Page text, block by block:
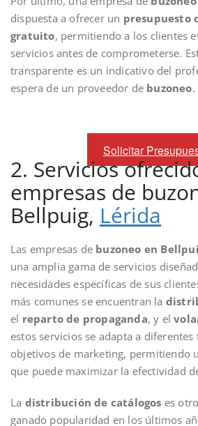
dispuesta a ofrecer un presupuesto
gratuito, permitiendo a los clientes
servicios antes de comprometerse.
transparente es un indicativo del
espera de un proveedor de buzoneo.
Solicitar
2. Servicios
empresas de
Bellpuig, Lérida
Las empresas de buzoneo en
una amplia gama de servicios
necesidades específicas de sus
más comunes se encuentran la
el reparto de propaganda, y el
estos servicios se adapta a
objetivos de marketing, permitiendo
que puede maximizar la efectividad
La distribución de catálogos es
ganado popularidad en los últimos